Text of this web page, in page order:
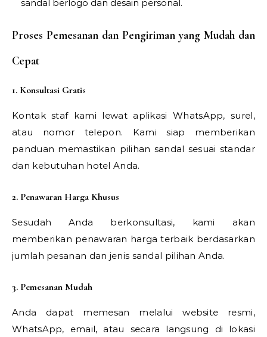
sandal berlogo dan desain personal.
Proses Pemesanan dan Pengiriman yang Mudah dan
Cepat
1. Konsultasi Gratis
Kontak staf kami lewat aplikasi WhatsApp, surel,
atau nomor telepon. Kami siap memberikan
panduan memastikan pilihan sandal sesuai standar
dan kebutuhan hotel Anda.
2. Penawaran Harga Khusus
Sesudah Anda berkonsultasi, kami akan
memberikan penawaran harga terbaik berdasarkan
jumlah pesanan dan jenis sandal pilihan Anda.
3. Pemesanan Mudah
Anda dapat memesan melalui website resmi,
WhatsApp, email, atau secara langsung di lokasi